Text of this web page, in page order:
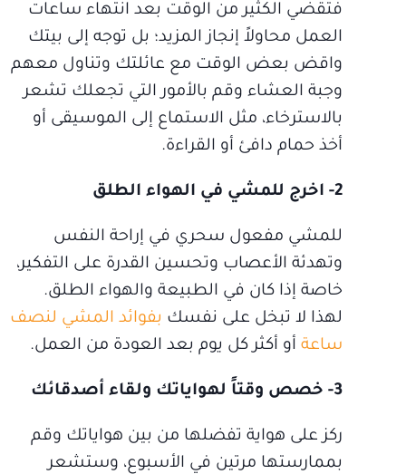
فتقضي الكثير من الوقت بعد انتهاء ساعات
العمل محاولاً إنجاز المزيد؛ بل توجه إلى بيتك
واقض بعض الوقت مع عائلتك وتناول معهم
وجبة العشاء وقم بالأمور التي تجعلك تشعر
بالاسترخاء، مثل الاستماع إلى الموسيقى أو
أخذ حمام دافئ أو القراءة.
2- اخرج للمشي في الهواء الطلق
للمشي مفعول سحري في إراحة النفس
وتهدئة الأعصاب وتحسين القدرة على التفكير،
خاصة إذا كان في الطبيعة والهواء الطلق.
لهذا لا تبخل على نفسك بفوائد المشي لنصف
ساعة أو أكثر كل يوم بعد العودة من العمل.
3- خصص وقتاً لهواياتك ولقاء أصدقائك
ركز على هواية تفضلها من بين هواياتك وقم
بممارستها مرتين في الأسبوع، وستشعر